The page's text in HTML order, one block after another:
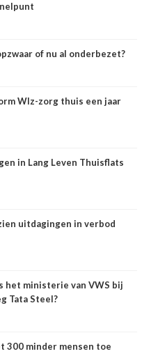
of nu al onderbezet?
Wlz-zorg thuis een jaar
in Lang Leven Thuisflats
uitdagingen in verbod
het ministerie van VWS bij
Tata Steel?
300 minder mensen toe